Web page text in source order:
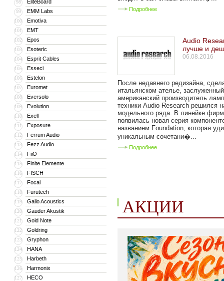
98 EliteBoard
99 EMM Labs
100 Emotiva
101 EMT
102 Epos
103 Esoteric
104 Esprit Cables
105 Esseci
106 Estelon
107 Euromet
108 Eversolo
109 Evolution
110 Exell
111 Exposure
112 Ferrum Audio
113 Fezz Audio
114 FiiO
115 Finite Elemente
116 FISCH
117 Focal
118 Furutech
119 Gallo Acoustics
120 Gauder Akustik
121 Gold Note
122 Goldring
123 Gryphon
124 HANA
125 Harbeth
126 Harmonix
127 HECO
Подробнее
Audio
лучше и
06.08.2016
После недавнего редизайна,
итальянском ателье, заслуженный
американский производитель
техники Audio Research решился
модельного ряда. В линейке
появилась новая серия
названием Foundation, которая
уникальным сочетани�...
Подробнее
АКЦИИ